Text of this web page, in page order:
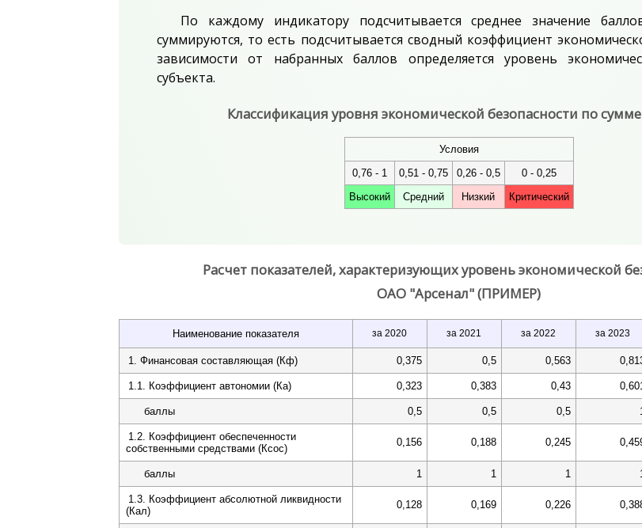
По каждому индикатору подсчитывается среднее значение
суммируются, то есть подсчитывается сводный коэффициент
зависимости от набранных баллов определяется уровень
субъекта.
Классификация уровня экономической безопасности по
Условия
0,76 - 1
0,51 - 0,75 0,26 - 0,5
0 - 0,25
Высокий
Средний Низкий Критический
Расчет показателей, характеризующих уровень экономической
ОАО "Арсенал" (ПРИМЕР)
Наименование показателя за 2020 за 2021 за 2022 за 2023
1. Финансовая составляющая (Кф) 0,375 0,5 0,563
1.1. Коэффициент автономии (Ка) 0,323 0,383 0,43
баллы 0,5 0,5 0,5
1.2. Коэффициент обеспеченности
собственными средствами (Ксос)
0,156 0,188 0,245
баллы 1 1 1
1.3. Коэффициент абсолютной ликвидности
(Кал)
0,128 0,169 0,226